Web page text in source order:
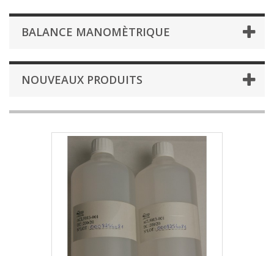
BALANCE MANOMÈTRIQUE
NOUVEAUX PRODUITS